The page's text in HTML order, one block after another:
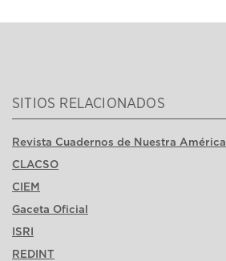
SITIOS RELACIONADOS
Revista Cuadernos de Nuestra América
CLACSO
CIEM
Gaceta Oficial
ISRI
REDINT